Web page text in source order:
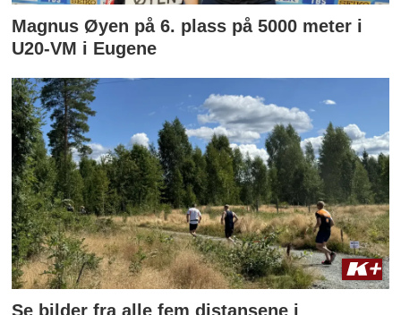
Magnus Øyen på 6. plass på 5000 meter i
U20-VM i Eugene
Se bilder fra alle fem distansene i